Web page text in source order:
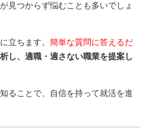
見つからず悩むことも多いでしょ
立ちます。 簡単な質問に答えるだ
し、適職・適さない職業を提案し
ることで、自信を持って就活を進